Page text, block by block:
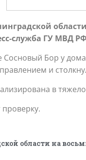
служба ГУ МВД
Сосновый Бор у
и
в